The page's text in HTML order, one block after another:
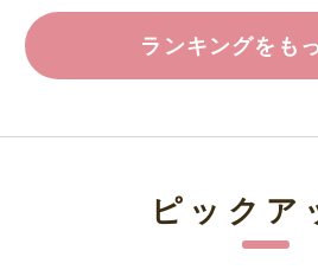
ランキングをも
ピックア